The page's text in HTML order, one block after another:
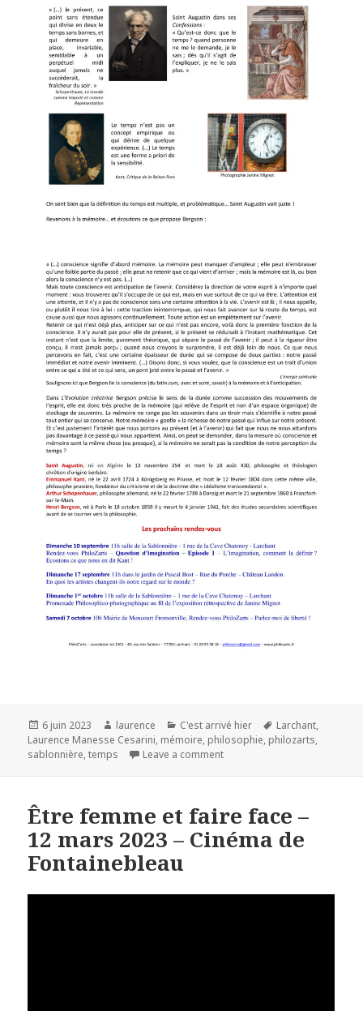
Publié
le
6 juin 2023 Auteur
laurence Catégories
C'est arrivé hier
Mots-
clés
Larchant,
Laurence Manesse Cesarini, mémoire, philosophie, philozarts,
sablonnière,temps Leave a comment
Être femme et faire face –
12 mars 2023 – Cinéma de
Fontainebleau